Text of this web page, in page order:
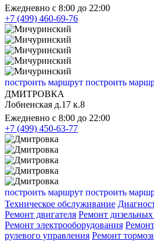
Ежедневно с 8:00 до 22:00
+7 (499) 460-69-76
построить маршрут построить
ДМИТРОВКА
Лобненская д.17 к.8
Ежедневно с 8:00 до 22:00
+7 (499) 450-63-77
построить маршрут построить
Техническое обслуживание
Ремонт двигателя Ремонт дизельных
Ремонт электрооборудования
рулевого управления Ремонт